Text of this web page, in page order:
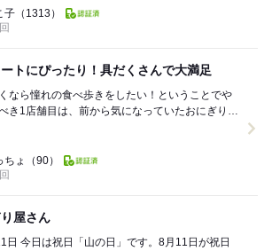
子 （1313）
トにぴったり！具だくさんで大満足
ちょ
（90）
屋さん
が祝日